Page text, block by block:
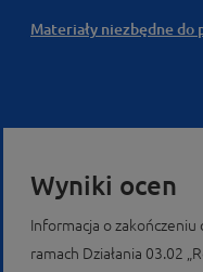
Materiały niezbędne do
Wyniki ocen
Informacja o
ramach Działania 03.02